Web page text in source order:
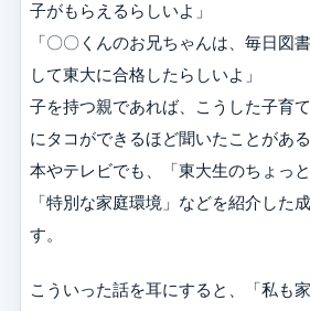
子がもらえるらしいよ」
「〇〇くんのお兄ちゃんは、毎日図
して東大に合格したらしいよ」
子を持つ親であれば、こうした子育
にタコができるほど聞いたことがある
本やテレビでも、「東大生のちょっ
「特別な家庭環境」などを紹介した
す。
こういった話を耳にすると、「私も